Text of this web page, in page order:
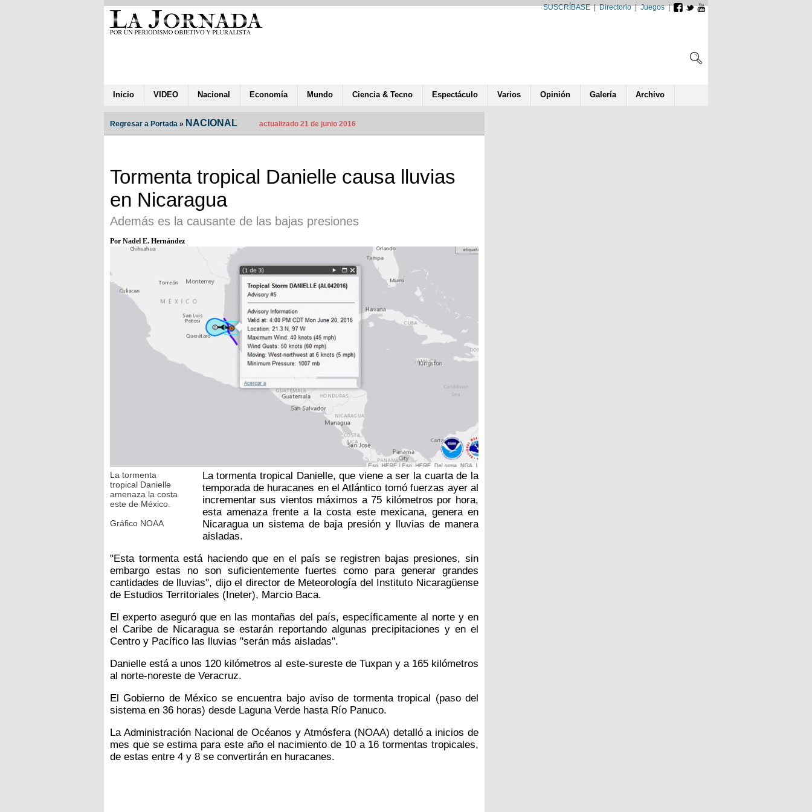
SUSCRÍBASE|Directorio|Juegos|
Inicio VIDEO Nacional Economía Mundo Ciencia & Tecno Espectáculo Varios Opinión Galería Archivo
Regresar a Portada » NACIONAL actualizado 21 de junio 2016
Tormenta tropical Danielle causa lluvias
en Nicaragua
Además es la causante de las bajas presiones
Por Nadel E. Hernández
La tormenta
tropical Danielle
amenaza la costa
este de México.
Gráfico NOAA
La tormenta tropical Danielle, que viene a ser la cuarta de la
temporada de huracanes en el Atlántico tomó fuerzas ayer al
incrementar sus vientos máximos a 75 kilómetros por hora,
esta amenaza frente a la costa este mexicana, genera en
Nicaragua un sistema de baja presión y lluvias de manera
aisladas.
"Esta tormenta está haciendo que en el país se registren bajas presiones, sin
embargo estas no son suficientemente fuertes como para generar grandes
cantidades de lluvias", dijo el director de Meteorología del Instituto Nicaragüense
de Estudios Territoriales (Ineter), Marcio Baca.
El experto aseguró que en las montañas del país, específicamente al norte y en
el Caribe de Nicaragua se estarán reportando algunas precipitaciones y en el
Centro y Pacífico las lluvias "serán más aisladas".
Danielle está a unos 120 kilómetros al este-sureste de Tuxpan y a 165 kilómetros
al norte-noreste de Veracruz.
El Gobierno de México se encuentra bajo aviso de tormenta tropical (paso del
sistema en 36 horas) desde Laguna Verde hasta Río Panuco.
La Administración Nacional de Océanos y Atmósfera (NOAA) detalló a inicios de
mes que se estima para este año el nacimiento de 10 a 16 tormentas tropicales,
de estas entre 4 y 8 se convertirán en huracanes.